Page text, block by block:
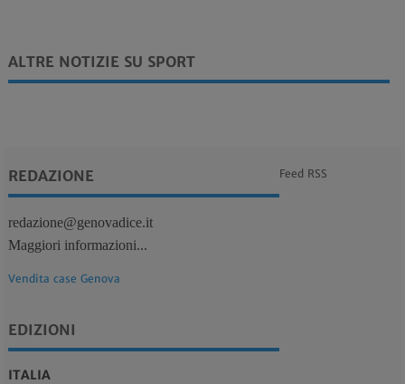
ALTRE NOTIZIE SU SPORT
REDAZIONE
redazione@genovadice.it
Maggiori informazioni...
Vendita case Genova
EDIZIONI
ITALIA
Feed RSS